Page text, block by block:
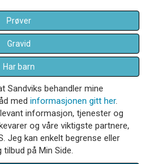
Prøver
Gravid
Har barn
Sandviks behandler mine
med informasjonen gitt her.
informasjon, tjenester og
og våre viktigste partnere,
Jeg kan enkelt begrense eller
på Min Side.